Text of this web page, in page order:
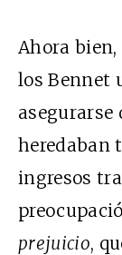
Ahora
los Bennet
asegurarse
heredaban
ingresos
prejuicio,